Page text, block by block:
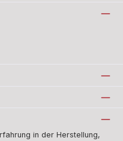
in der Herstellung,